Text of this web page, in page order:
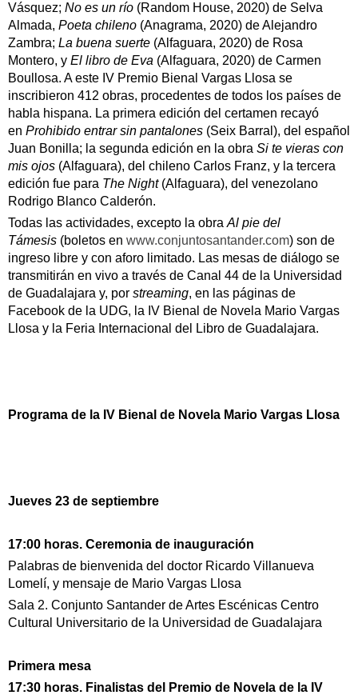
Vásquez; No es un río (Random House, 2020) de Selva
Almada, Poeta chileno (Anagrama, 2020) de Alejandro
Zambra; La buena suerte (Alfaguara, 2020) de Rosa
Montero, y El libro de Eva (Alfaguara, 2020) de Carmen
Boullosa. A este IV Premio Bienal Vargas Llosa se
inscribieron 412 obras, procedentes de todos los países de
habla hispana. La primera edición del certamen recayó
en Prohibido entrar sin pantalones (Seix Barral), del español
Juan Bonilla; la segunda edición en la obra Si te vieras con
mis ojos (Alfaguara), del chileno Carlos Franz, y la tercera
edición fue para The Night(Alfaguara), del venezolano
Rodrigo Blanco Calderón.
Todas las actividades, excepto la obraAl pie del
Támesis (boletos en www.conjuntosantander.com) son de
ingreso libre y con aforo limitado. Las mesas de diálogo se
transmitirán en vivo a través de Canal 44 de la Universidad
de Guadalajara y, por streaming, en las páginas de
Facebook de la UDG, la IV Bienal de Novela Mario Vargas
Llosa y la Feria Internacional del Libro de Guadalajara.
Programa de la IV Bienal de Novela Mario Vargas Llosa
Jueves 23 de septiembre
17:00 horas. Ceremonia de inauguración
Palabras de bienvenida del doctor Ricardo Villanueva
Lomelí, y mensaje de Mario Vargas Llosa
Sala 2. Conjunto Santander de Artes Escénicas Centro
Cultural Universitario de la Universidad de Guadalajara
Primera mesa
17:30 horas. Finalistas del Premio de Novela de la IV